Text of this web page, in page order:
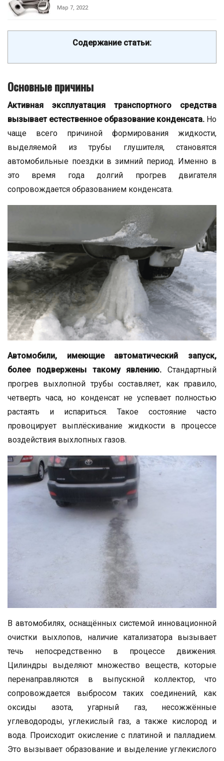
Мар 7, 2022
Содержание статьи:
Основные причины
Активная эксплуатация транспортного средства
вызывает естественное образование конденсата. Но
чаще всего причиной формирования жидкости,
выделяемой из трубы глушителя, становятся
автомобильные поездки в зимний период. Именно в
это время года долгий прогрев двигателя
сопровождается образованием конденсата.
Автомобили, имеющие автоматический запуск,
более подвержены такому явлению. Стандартный
прогрев выхлопной трубы составляет, как правило,
четверть часа, но конденсат не успевает полностью
растаять и испариться. Такое состояние часто
провоцирует выплёскивание жидкости в процессе
воздействия выхлопных газов.
В автомобилях, оснащённых системой инновационной
очистки выхлопов, наличие катализатора вызывает
течь непосредственно в процессе движения.
Цилиндры выделяют множество веществ, которые
перенаправляются в выпускной коллектор, что
сопровождается выбросом таких соединений, как
оксиды азота, угарный газ, несожжённые
углеводороды, углекислый газ, а также кислород и
вода. Происходит окисление с платиной и палладием.
Это вызывает образование и выделение углекислого